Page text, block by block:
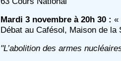
Mardi 3 novembre à 20h 30 : «
Débat au Cafésol, Maison de la
"L’abolition des armes